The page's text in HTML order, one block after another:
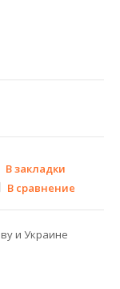
В закладки
В сравнение
и Украине